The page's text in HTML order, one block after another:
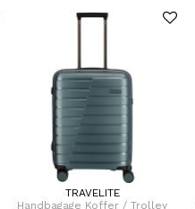
TRAVELITE
Handbagage Koffer / Trolley